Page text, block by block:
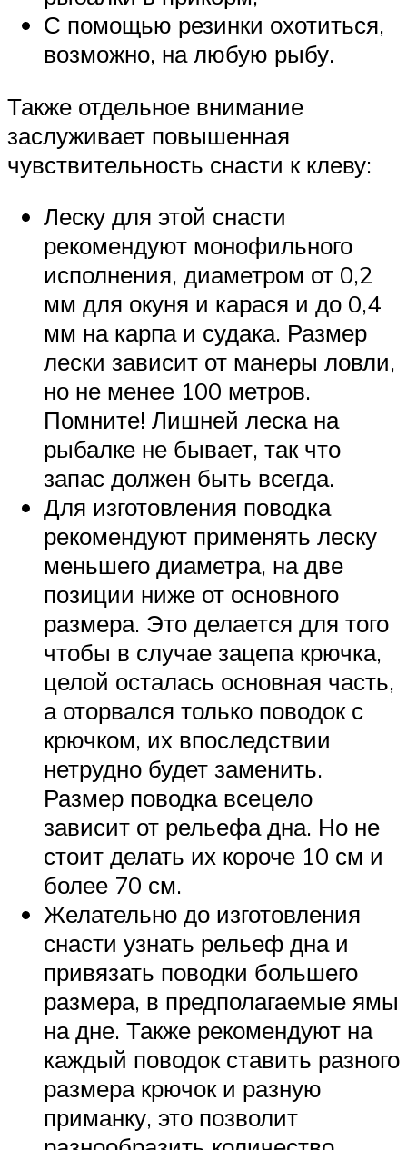
С помощью резинки охотиться,
возможно, на любую рыбу.
Также отдельное внимание
заслуживает повышенная
чувствительность снасти к клеву:
Леску для этой снасти
рекомендуют монофильного
исполнения, диаметром от 0,2
мм для окуня и карася и до 0,4
мм на карпа и судака. Размер
лески зависит от манеры ловли,
но не менее 100 метров.
Помните! Лишней леска на
рыбалке не бывает, так что
запас должен быть всегда.
Для изготовления поводка
рекомендуют применять леску
меньшего диаметра, на две
позиции ниже от основного
размера. Это делается для того
чтобы в случае зацепа крючка,
целой осталась основная часть,
а оторвался только поводок с
крючком, их впоследствии
нетрудно будет заменить.
Размер поводка всецело
зависит от рельефа дна. Но не
стоит делать их короче 10 см и
более 70 см.
Желательно до изготовления
снасти узнать рельеф дна и
привязать поводки большего
размера, в предполагаемые ямы
на дне. Также рекомендуют на
каждый поводок ставить разного
размера крючок и разную
приманку, это позволит